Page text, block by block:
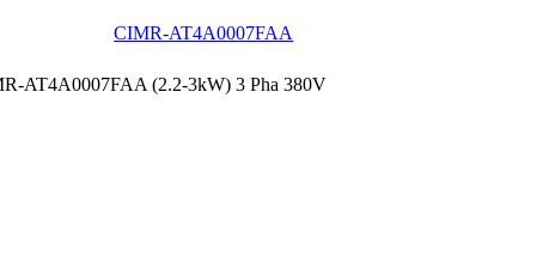
CIMR-AT4A0007FAA
AT4A0007FAA (2.2-3kW) 3 Pha 380V